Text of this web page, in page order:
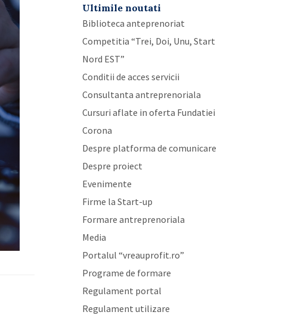
Ultimile noutati
Biblioteca anteprenoriat
Competitia “Trei, Doi, Unu, Start
Nord EST”
Conditii de acces servicii
Consultanta antreprenoriala
Cursuri aflate in oferta Fundatiei
Corona
Despre platforma de comunicare
Despre proiect
Evenimente
Firme la Start-up
Formare antreprenoriala
Media
Portalul “vreauprofit.ro”
Programe de formare
Regulament portal
Regulament utilizare